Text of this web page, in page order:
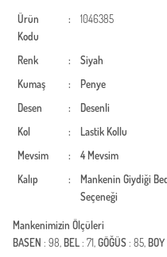
Ürün
Kodu
: 1046385
Renk :
Siyah
Kumaş
:
Penye
Desen
:
Desenli
Kol
:
Lastik Kollu
Mevsim
:
4 Mevsim
Kalıp
: Mankenin Giydiği
Seçeneği
Mankenimizin Ölçüleri
BASEN : 98, BEL: 71,GÖĞÜS: 85, BOY